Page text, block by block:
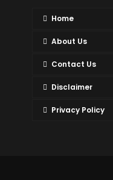
Home
About Us
Contact Us
Disclaimer
Privacy Policy